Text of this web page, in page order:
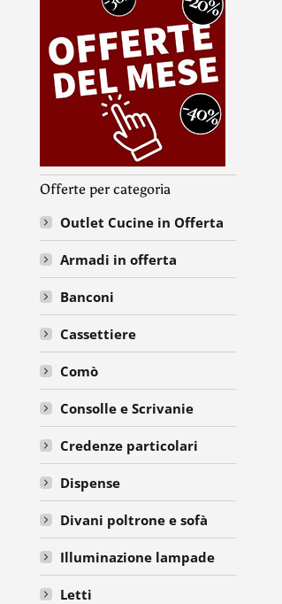
Offerte per categoria
Outlet Cucine in Offerta
Armadi in offerta
Banconi
Cassettiere
Comò
Consolle e Scrivanie
Credenze particolari
Dispense
Divani poltrone e sofà
Illuminazione lampade
Letti